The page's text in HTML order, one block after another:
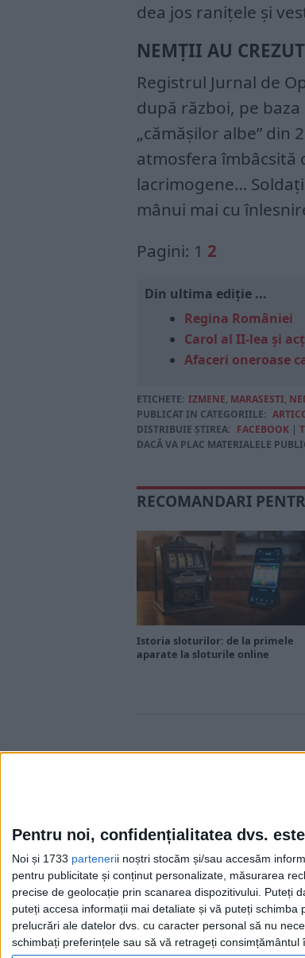
Pentru noi, confidențialitatea dvs.
Noi și 1733 partenerii noștri stocăm și/sau accesăm
pentru publicitate și conținut personalizate, măsurarea
precise de geolocație prin scanarea dispozitivului. Puteți
puteți accesa informații mai detaliate și vă puteți
prelucrări ale datelor dvs. cu caracter personal să nu
schimbați preferințele sau să vă retrageți
dea jos raniţele şi
NEMȚII AU
Registrul Jurnal de
după război, pe
„cămăşilor albe” din
atmosfera îmbâcsită
lacrimogene…
mânui mai cu
Pagini: 1 2
Din ultima ediție ...
Regina României
Carol al II-lea și
Afaceri oneroase
ETICHETE: IZMENE, MARASESTI,
PUBLICAT IN CATEGORIILE:
DISTRIBUIE ȘTIREA: FACEBOOK |
DACĂ VA PLAC MATERIALELE
RECOMANDARI
Istoria sloturilor: de la primele
aparate la sloturile online
Cea mai mare revistă de istorie din Europa!.
Media KIT